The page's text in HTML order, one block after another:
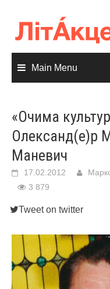
content
Main Menu
«Очима
Олександ(е)р
Маневич
17.02.2012
3 879
Tweet on twitter